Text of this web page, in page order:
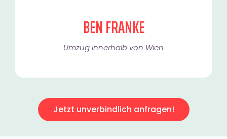
BEN FRANKE
Umzug innerhalb von Wien​
Jetzt unverbindlich anfragen!